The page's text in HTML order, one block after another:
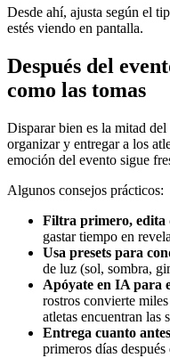
Desde ahí, ajusta según el
estés viendo en pantalla.
Después del
como las tomas
Disparar bien es la mitad
organizar y entregar a los
emoción del evento sigue
Algunos consejos prácticos:
Filtra primero, edita
gastar tiempo en
Usa presets para
de luz (sol, sombra,
Apóyate en IA para
rostros convierte
atletas encuentran las
Entrega cuanto
primeros días después